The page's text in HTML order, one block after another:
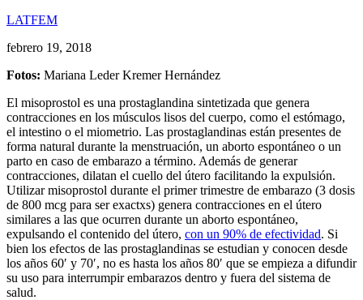
LATFEM
febrero 19, 2018
Fotos: Mariana Leder Kremer Hernández
El misoprostol es una prostaglandina sintetizada que genera
contracciones en los músculos lisos del cuerpo, como el estómago,
el intestino o el miometrio. Las prostaglandinas están presentes de
forma natural durante la menstruación, un aborto espontáneo o un
parto en caso de embarazo a término. Además de generar
contracciones, dilatan el cuello del útero facilitando la expulsión.
Utilizar misoprostol durante el primer trimestre de embarazo (3 dosis
de 800 mcg para ser exactxs) genera contracciones en el útero
similares a las que ocurren durante un aborto espontáneo,
expulsando el contenido del útero, con un 90% de efectividad. Si
bien los efectos de las prostaglandinas se estudian y conocen desde
los años 60′ y 70′, no es hasta los años 80′ que se empieza a difundir
su uso para interrumpir embarazos dentro y fuera del sistema de
salud.